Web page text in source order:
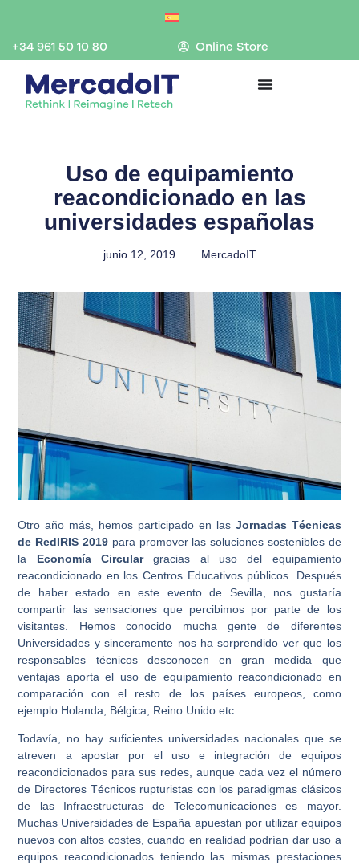
contenido
+34 961 50 10 80 Online Store
Uso de equipamiento
reacondicionado en las
universidades españolas
junio 12, 2019 MercadoIT
Otro año más, hemos participado en las Jornadas Técnicas
de RedIRIS 2019para promover las soluciones sostenibles de
la Economía Circulargracias al uso del equipamiento
reacondicionado en los Centros Educativos públicos. Después
de haber estado en este evento de Sevilla, nos gustaría
compartir las sensaciones que percibimos por parte de los
visitantes. Hemos conocido mucha gente de diferentes
Universidades y sinceramente nos ha sorprendido ver que los
responsables técnicos desconocen en gran medida que
ventajas aporta el uso de equipamiento reacondicionado en
comparación con el resto de los países europeos, como
ejemplo Holanda, Bélgica, Reino Unido etc…
Todavía, no hay suficientes universidades nacionales que se
atreven a apostar por el uso e integración de equipos
reacondicionados para sus redes, aunque cada vez el número
de Directores Técnicos rupturistas con los paradigmas clásicos
de las Infraestructuras de Telecomunicaciones es mayor.
Muchas Universidades de España apuestan por utilizar equipos
nuevos con altos costes, cuando en realidad podrían dar uso a
equipos reacondicionados teniendo las mismas prestaciones